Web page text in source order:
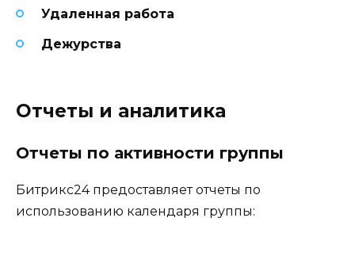
Удаленная работа
Дежурства
Отчеты и аналитика
Отчеты по активности группы
Битрикс24 предоставляет отчеты по
использованию календаря группы: